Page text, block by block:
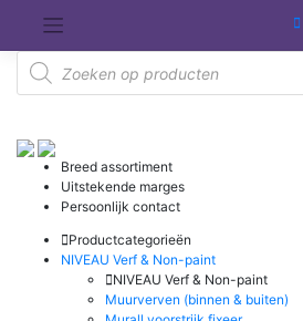
de
inhoud
Producten
zoeken
Breed assortiment
Uitstekende marges
Persoonlijk contact
Productcategorieën
NIVEAU Verf & Non-paint
NIVEAU Verf & Non-paint
Muurverven (binnen & buiten)